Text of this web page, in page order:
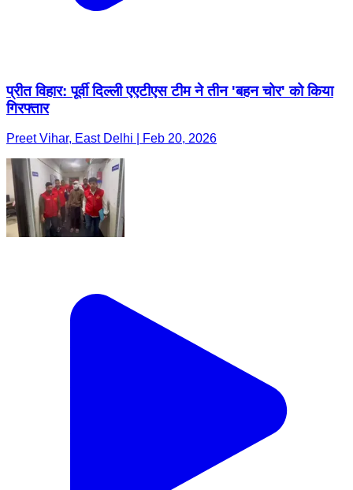
प्रीत विहार: पूर्वी दिल्ली एएटीएस टीम ने तीन 'बहन चोर' को किया
गिरफ्तार
Preet Vihar, East Delhi | Feb 20, 2026